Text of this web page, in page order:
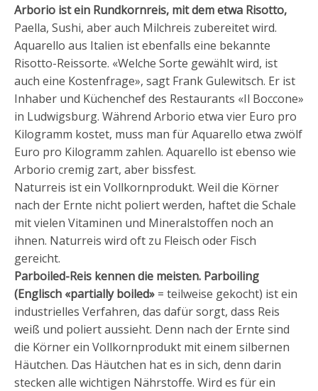
Arborio ist ein Rundkornreis, mit dem etwa Risotto,
Paella, Sushi, aber auch Milchreis zubereitet wird.
Aquarello aus Italien ist ebenfalls eine bekannte
Risotto-Reissorte. «Welche Sorte gewählt wird, ist
auch eine Kostenfrage», sagt Frank Gulewitsch. Er ist
Inhaber und Küchenchef des Restaurants «Il Boccone»
in Ludwigsburg. Während Arborio etwa vier Euro pro
Kilogramm kostet, muss man für Aquarello etwa zwölf
Euro pro Kilogramm zahlen. Aquarello ist ebenso wie
Arborio cremig zart, aber bissfest.
Naturreis ist ein Vollkornprodukt. Weil die Körner
nach der Ernte nicht poliert werden, haftet die Schale
mit vielen Vitaminen und Mineralstoffen noch an
ihnen. Naturreis wird oft zu Fleisch oder Fisch
gereicht.
Parboiled-Reis kennen die meisten. Parboiling
(Englisch «partially boiled» = teilweise gekocht) ist ein
industrielles Verfahren, das dafür sorgt, dass Reis
weiß und poliert aussieht. Denn nach der Ernte sind
die Körner ein Vollkornprodukt mit einem silbernen
Häutchen. Das Häutchen hat es in sich, denn darin
stecken alle wichtigen Nährstoffe. Wird es für ein